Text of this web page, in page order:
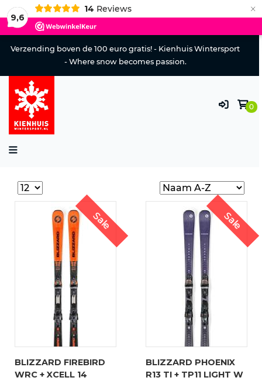
9,6
14 Reviews ×
Verzending boven de 100 euro gratis! - Kienhuis Wintersport
- Where snow becomes passion.
0
Sale
BLIZZARD FIREBIRD
WRC + XCELL 14
Sale
BLIZZARD PHOENIX
R13 TI + TP11 LIGHT W